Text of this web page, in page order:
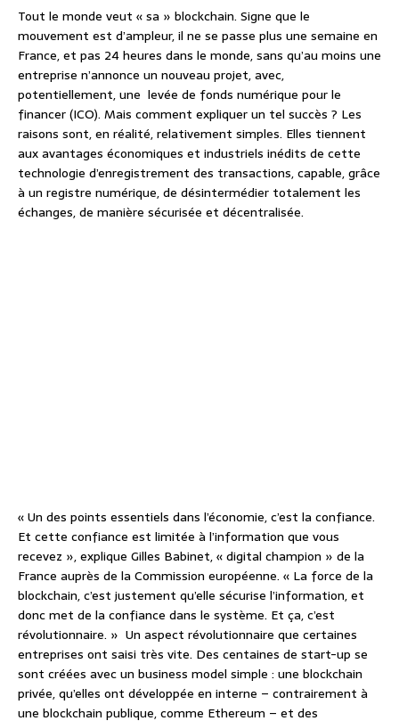
Tout le monde veut « sa » blockchain. Signe que le
mouvement est d’ampleur, il ne se passe plus une semaine en
France, et pas 24 heures dans le monde, sans qu’au moins une
entreprise n’annonce un nouveau projet, avec,
potentiellement, une levée de fonds numérique pour le
financer (ICO). Mais comment expliquer un tel succès ? Les
raisons sont, en réalité, relativement simples. Elles tiennent
aux avantages économiques et industriels inédits de cette
technologie d’enregistrement des transactions, capable, grâce
à un registre numérique, de désintermédier totalement les
échanges, de manière sécurisée et décentralisée.
« Un des points essentiels dans l’économie, c’est la confiance.
Et cette confiance est limitée à l’information que vous
recevez », explique Gilles Babinet, « digital champion » de la
France auprès de la Commission européenne. « La force de la
blockchain, c’est justement qu’elle sécurise l’information, et
donc met de la confiance dans le système. Et ça, c’est
révolutionnaire. » Un aspect révolutionnaire que certaines
entreprises ont saisi très vite. Des centaines de start-up se
sont créées avec un business model simple : une blockchain
privée, qu’elles ont développée en interne – contrairement à
une blockchain publique, comme Ethereum – et des